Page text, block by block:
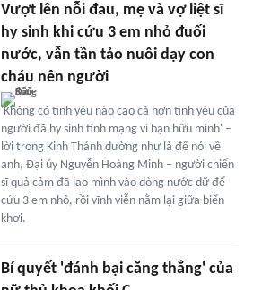
Vượt lên nỗi đau, mẹ và vợ liệt sĩ
hy sinh khi cứu 3 em nhỏ đuối
nước, vẫn tần tảo nuôi dạy con
cháu nên người
'Không có tình yêu nào cao cả hơn tình yêu của
người đã hy sinh tính mạng vì bạn hữu mình' –
lời trong Kinh Thánh dường như là để nói về
anh, Đại úy Nguyễn Hoàng Minh – người chiến
sĩ quả cảm đã lao mình vào dòng nước dữ để
cứu 3 em nhỏ, rồi vĩnh viễn nằm lại giữa biển
khơi.
Bí quyết 'đánh bại căng thẳng' của